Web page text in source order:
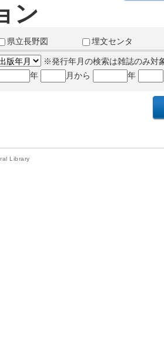
ン
県立長野図
埋文センタ
※発行年月の検索は雑誌のみ対
年
月から 年
Library